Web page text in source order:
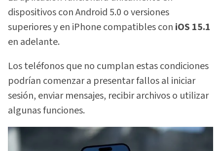
dispositivos con Android 5.0 o versiones
superiores y en iPhone compatibles con iOS 15.1
en adelante.
Los teléfonos que no cumplan estas condiciones
podrían comenzar a presentar fallos al iniciar
sesión, enviar mensajes, recibir archivos o utilizar
algunas funciones.